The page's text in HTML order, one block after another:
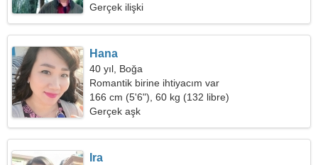
Gerçek ilişki
Hana
40 yıl, Boğa
Romantik birine ihtiyacım var
166 cm (5'6"), 60 kg (132 libre)
Gerçek aşk
Ira